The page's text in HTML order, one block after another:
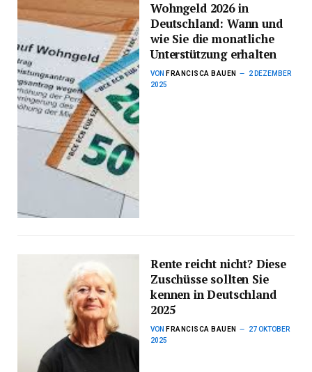
Wohngeld 2026 in
Deutschland: Wann und
wie Sie die monatliche
Unterstützung erhalten
VON FRANCISCA BAUEN
2 DEZEMBER
2025
Rente reicht nicht? Diese
Zuschüsse sollten Sie
kennen in Deutschland
2025
VON FRANCISCA BAUEN
27 OKTOBER
2025